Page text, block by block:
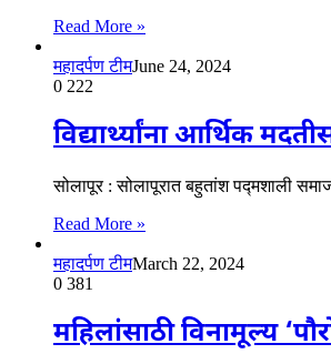
Read More »
महादर्पण टीमJune 24, 2024
0 222
विद्यार्थ्यांना आर्थिक
सोलापूर : सोलापूरात बहुतांश पद्मशाली
Read More »
महादर्पण टीमMarch 22, 2024
0 381
महिलांसाठी विनामूल्य